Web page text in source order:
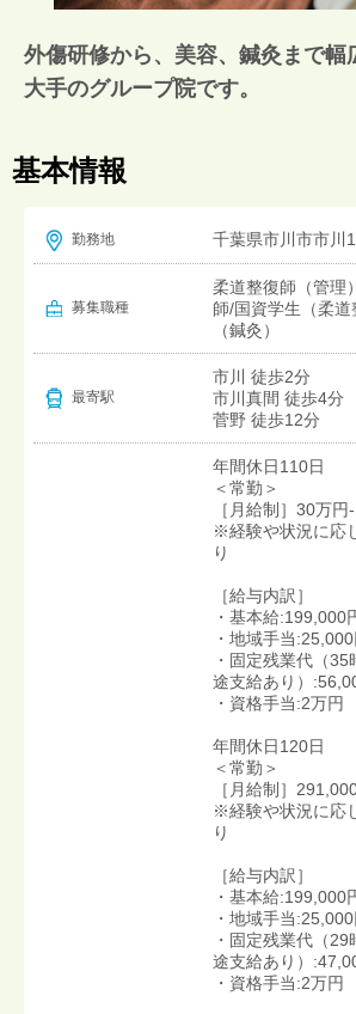
外傷研修から、美容、鍼灸まで幅
大手のグループ院です。
基本情報
勤務地 千葉県市川市市川
募集職種
柔道整復師（管理
師/国資学生（柔
（鍼灸）
最寄駅
市川 徒歩2分
市川真間 徒歩4分
菅野 徒歩12分
年間休日110日
＜常勤＞
［月給制］30万円-
※経験や状況に応
り
［給与内訳］
・基本給:199,000
・地域手当:25,000
・固定残業代（
途支給あり）
・資格手当:2万円
年間休日120日
＜常勤＞
［月給制］
※経験や状況に応
り
［給与内訳］
・基本給:199,000
・地域手当:25,000
・固定残業代（
途支給あり）
・資格手当:2万円